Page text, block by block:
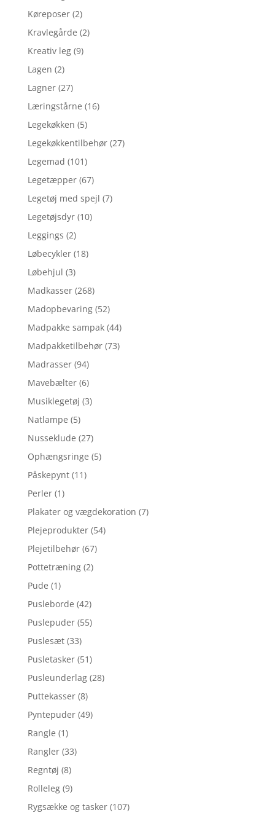
Køreposer (2)
Kravlegårde (2)
Kreativ leg (9)
Lagen (2)
Lagner (27)
Læringstårne (16)
Legekøkken (5)
Legekøkkentilbehør (27)
Legemad (101)
Legetæpper (67)
Legetøj med spejl (7)
Legetøjsdyr (10)
Leggings (2)
Løbecykler (18)
Løbehjul (3)
Madkasser (268)
Madopbevaring (52)
Madpakke sampak (44)
Madpakketilbehør (73)
Madrasser (94)
Mavebælter (6)
Musiklegetøj (3)
Natlampe (5)
Nusseklude (27)
Ophængsringe (5)
Påskepynt (11)
Perler (1)
Plakater og vægdekoration (7)
Plejeprodukter (54)
Plejetilbehør (67)
Pottetræning (2)
Pude (1)
Pusleborde (42)
Puslepuder (55)
Puslesæt (33)
Pusletasker (51)
Pusleunderlag (28)
Puttekasser (8)
Pyntepuder (49)
Rangle (1)
Rangler (33)
Regntøj (8)
Rolleleg (9)
Rygsække og tasker (107)